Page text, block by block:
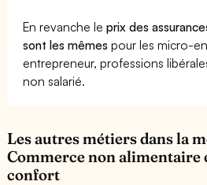
En revanche leprix des
sont les mêmes pour les micro-
entrepreneur, professions
non salarié.
Les autres métiers dans la
Commerce non alimentaire
confort